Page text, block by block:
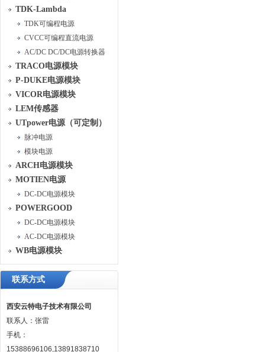
TDK-Lambda
TDK可编程电源
CVCC可编程直流电源
AC/DC DC/DC电源转换器
TRACO电源模块
P-DUKE电源模块
VICOR电源模块
LEM传感器
UTpower电源（可定制）
脉冲电源
模块电源
ARCH电源模块
MOTIEN电源
DC-DC电源模块
POWERGOOD
DC-DC电源模块
AC-DC电源模块
WB电源模块
联系方式
西安云特电子技术有限公司
联系人：张雷
手机：
15388696106,13891838710